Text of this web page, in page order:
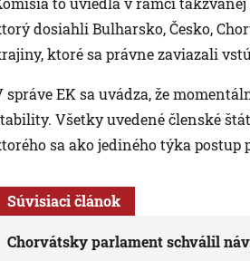
dosiahli Bulharsko, Česko,
ktoré sa právne zaviazali
správe EK sa uvádza, že
Všetky uvedené členské
sa ako jediného týka postup
Súvisiaci článok
Chorvátsky parlament schválil